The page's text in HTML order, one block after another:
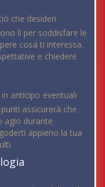
che desideri
lì per soddisfare le
cosa ti interessa.
e chiedere
anticipo eventuali
assicurerà che
agio durante
appieno la tua